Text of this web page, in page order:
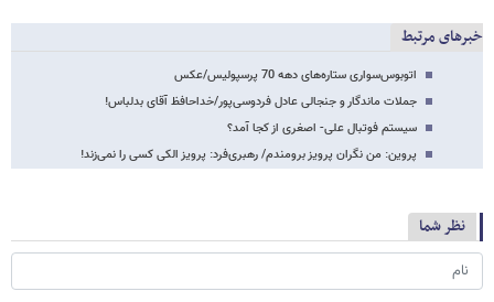
خبرهای مرتبط
اتوبوس‌سواری ستاره‌های دهه 70 پرسپولیس/عکس
جملات ماندگار و جنجالی عادل فردوسی‌پور/خداحافظ آقای بدلباس!
سیستم فوتبال علی- اصغری از کجا آمد؟
پروین‌: من نگران پرویز برومندم/ رهبری‌فرد: پرویز الکی کسی را نمی‌زند!
نظر شما